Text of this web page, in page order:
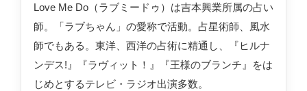
Love Me Do（ラブミードゥ）は吉本興業所属の占い
師。「ラブちゃん」の愛称で活動。占星術師、風水
師でもある。東洋、西洋の占術に精通し、『ヒルナ
ンデス!』『ラヴィット！』『王様のブランチ』をは
じめとするテレビ・ラジオ出演多数。